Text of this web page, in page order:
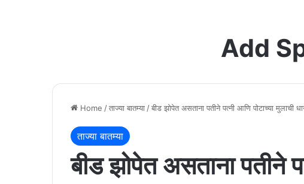
Add
Home /ताज्या बातम्या /बीड झोपेत असताना पतीने पत्नी आणि पोटाच्या मुलाची
ताज्या बातम्या
बीड झोपेत असताना पतीने